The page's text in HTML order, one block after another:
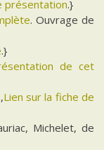
présentation.}
. Ouvrage de
.}
de cet
Lien sur la fiche de
Michelet, de